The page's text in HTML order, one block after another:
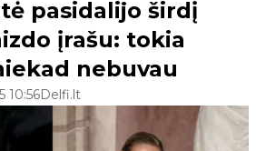
pasidalijo širdį
įrašu: tokia
nebuvau
10:56Delfi.lt